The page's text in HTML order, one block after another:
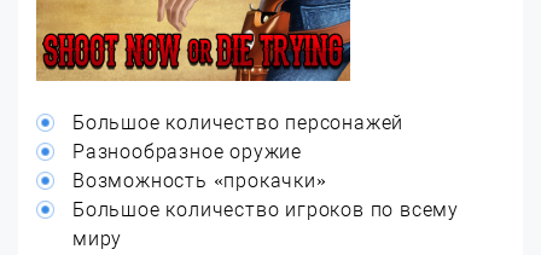
Большое количество персонажей
Разнообразное оружие
Возможность «прокачки»
Большое количество игроков по всему
миру